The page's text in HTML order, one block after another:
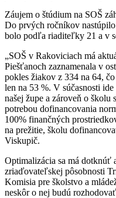
Záujem o štúdium na SOŠ
Do prvých ročníkov
bolo podľa riaditeľky 21 a v
„SOŠ v Rakoviciach má
Piešťanoch zaznamenala v
pokles žiakov z 334 na 64,
len na 53 %. V súčasnosti
našej župe a zároveň o školu
potrebou dofinancovania
100% finančných
na prežitie, školu
Viskupič.
Optimalizácia sa má dotknúť
zriaďovateľskej pôsobnosti
Komisia pre školstvo a
neskôr o nej budú